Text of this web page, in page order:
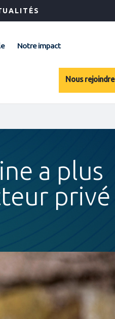
Notre impact
Nous rejoindre
a plus
privé